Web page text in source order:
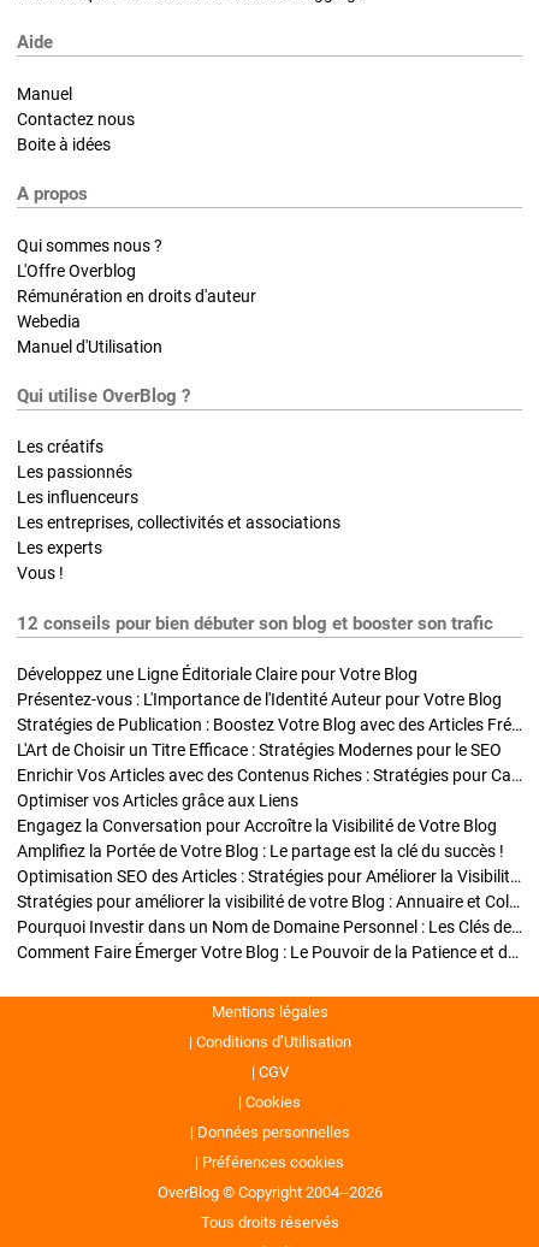
Aide
Manuel
Contactez nous
Boite à idées
A propos
Qui sommes nous ?
L'Offre Overblog
Rémunération en droits d'auteur
Webedia
Manuel d'Utilisation
Qui utilise OverBlog ?
Les créatifs
Les passionnés
Les influenceurs
Les entreprises, collectivités et associations
Les experts
Vous !
12 conseils pour bien débuter son blog et booster son trafic
Développez une Ligne Éditoriale Claire pour Votre Blog
Présentez-vous : L'Importance de l'Identité Auteur pour Votre Blog
Stratégies de Publication : Boostez Votre Blog avec des Articles Fréquents et Exclusifs
L'Art de Choisir un Titre Efficace : Stratégies Modernes pour le SEO
Enrichir Vos Articles avec des Contenus Riches : Stratégies pour Captiver et Optimiser
Optimiser vos Articles grâce aux Liens
Engagez la Conversation pour Accroître la Visibilité de Votre Blog
Amplifiez la Portée de Votre Blog : Le partage est la clé du succès !
Optimisation SEO des Articles : Stratégies pour Améliorer la Visibilité de Votre Blog
Stratégies pour améliorer la visibilité de votre Blog : Annuaire et Collaborations
Pourquoi Investir dans un Nom de Domaine Personnel : Les Clés de la Réussite de Votre Blog
Comment Faire Émerger Votre Blog : Le Pouvoir de la Patience et de la Persévérance
Mentions légales
Conditions d’Utilisation
CGV
Cookies
Données personnelles
Préférences cookies
OverBlog © Copyright 2004--2026
Tous droits réservés